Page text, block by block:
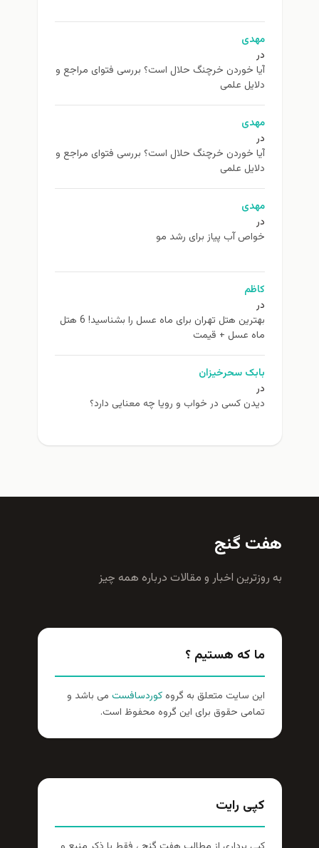
مهدی
در
آیا خوردن خرچنگ حلال است؟ بررسی فتوای مراجع و
دلایل علمی
مهدی
در
آیا خوردن خرچنگ حلال است؟ بررسی فتوای مراجع و
دلایل علمی
مهدی
در
خواص آب پیاز برای رشد مو
کاظم
در
بهترین هتل تهران برای ماه عسل را بشناسید! 6 هتل
ماه عسل + قیمت
بابک سحرخیزان
در
دیدن کسی در خواب و رویا چه معنایی دارد؟
هفت گنج
به روزترين اخبار و مقالات درباره همه چيز
ما که هستیم ؟
این سایت متعلق به گروه کوردسافست می باشد و
تمامی حقوق برای این گروه محفوظ است.
کپی رایت